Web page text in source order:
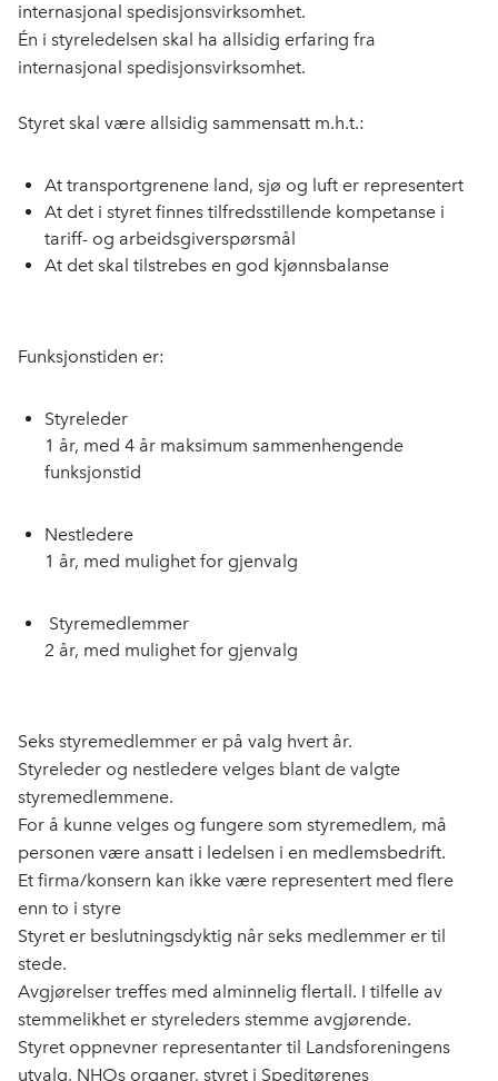
internasjonal spedisjonsvirksomhet.
Én i styreledelsen skal ha allsidig erfaring fra
internasjonal spedisjonsvirksomhet.
Styret skal være allsidig sammensatt m.h.t.:
At transportgrenene land, sjø og luft er representert
At det i styret finnes tilfredsstillende kompetanse i
tariff- og arbeidsgiverspørsmål
At det skal tilstrebes en god kjønnsbalanse
Funksjonstiden er:
Styreleder
1 år, med 4 år maksimum sammenhengende
funksjonstid
Nestledere
1 år, med mulighet for gjenvalg
Styremedlemmer
2 år, med mulighet for gjenvalg
Seks styremedlemmer er på valg hvert år.
Styreleder og nestledere velges blant de valgte
styremedlemmene.
For å kunne velges og fungere som styremedlem, må
personen være ansatt i ledelsen i en medlemsbedrift.
Et firma/konsern kan ikke være representert med flere
enn to i styre
Styret er beslutningsdyktig når seks medlemmer er til
stede.
Avgjørelser treffes med alminnelig flertall. I tilfelle av
stemmelikhet er styreleders stemme avgjørende.
Styret oppnevner representanter til Landsforeningens
utvalg, NHOs organer, styret i Speditørenes